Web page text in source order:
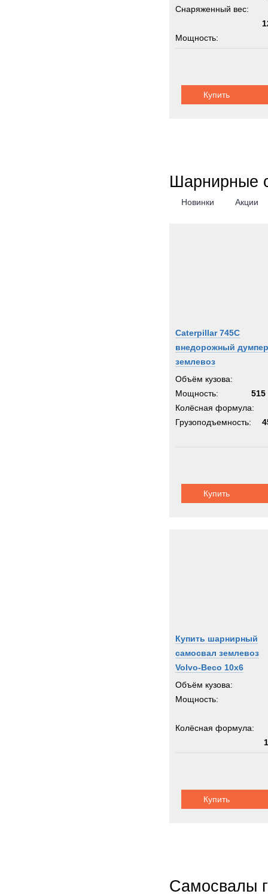
Снаряженный вес:
Мощность:
Купить
Шарнирные
Новинки Акции
Caterpillar 745C
внедорожный
землевоз
Объём кузова:
Мощность:
515
Колёсная формула:
Грузоподъемность:
Купить
Купить шарнирный
самосвал землевоз
Volvo-Beco 10x6
Объём кузова:
Мощность:
Колёсная формула:
Купить
Самосвалы